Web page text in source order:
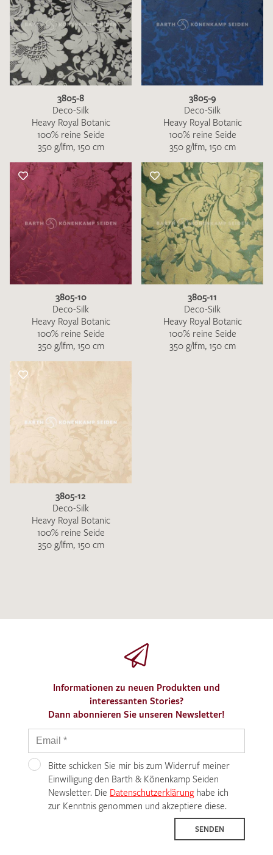
3805-8
Deco-Silk
Heavy Royal Botanic
100% reine Seide
350 g/lfm, 150 cm
3805-9
Deco-Silk
Heavy Royal Botanic
100% reine Seide
350 g/lfm, 150 cm
3805-10
Deco-Silk
Heavy Royal Botanic
100% reine Seide
350 g/lfm, 150 cm
3805-11
Deco-Silk
Heavy Royal Botanic
100% reine Seide
350 g/lfm, 150 cm
3805-12
Deco-Silk
Heavy Royal Botanic
100% reine Seide
350 g/lfm, 150 cm
Informationen zu neuen Produkten und
interessanten Stories?
Dann abonnieren Sie unseren Newsletter!
Bitte schicken Sie mir bis zum Widerruf meiner
Einwilligung den Barth & Könenkamp Seiden
Newsletter. Die Datenschutzerklärunghabe ich
zur Kenntnis genommen und akzeptiere diese.
SENDEN